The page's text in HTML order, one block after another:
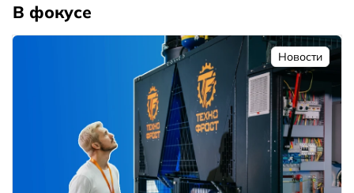
В фокусе
Новости